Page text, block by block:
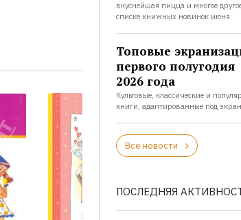
вкуснейшая пицца и многое
списке книжных новинок июня.
Топовые
первого полугодия
2026 года
Культовые, классические и
книги, адаптированные под
Все новости
ПОСЛЕДНЯЯ